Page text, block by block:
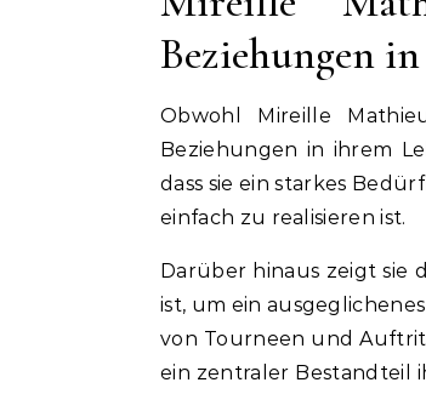
Beziehungen
Obwohl Mireille
Beziehungen in ihrem
dass sie ein starkes
einfach zu realisieren ist.
Darüber hinaus zeigt sie
ist, um ein
von Tourneen und
ein zentraler Bestandteil